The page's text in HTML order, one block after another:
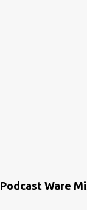
Podcast Ware